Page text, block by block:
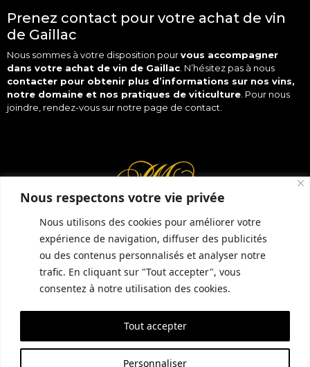
Nous respectons votre vie privée
Nous utilisons des cookies pour améliorer votre
expérience de navigation, diffuser des publicités
ou des contenus personnalisés et analyser notre
trafic. En cliquant sur "Tout accepter", vous
consentez à notre utilisation des cookies.
Personnaliser
Tout accepter
Prenez contact pour votre achat de vin
de Gaillac
Nous sommes à votre disposition pourvous accompagner
dans votre achat de vin de Gaillac . N’hésitez pas à nous
contacter pour obtenir plus d’informations sur nos vins,
notre domaine et nos pratiques de viticulture . Pour nous
joindre, rendez-vous sur notre page de contact
INFORMATIONS COMPLÉMENTAIRES GUIDE LOCAL
MENTIONS LÉGALES
CONDITIONS GÉNÉRALES DE VENTE (CGV)
POLITIQUE DE CONFIDENTIALITÉ
SITE RÉALISÉ PAR EMPREINTE SEO